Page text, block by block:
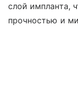
слой импланта,
прочностью и